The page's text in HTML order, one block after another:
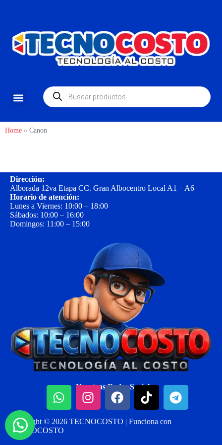
Home » Canon
Dirección:
Alborada 12va Etapa CC. Gran Albocentro Local A1 – A6
Horario de atención:
Lunes a Viernes: 10:00 – 18:00
Sábados: 10:00 – 16:00
Domingos: 11:00 – 15:00
Nuestras Redes Sociales:
Copyright © 2026 TECNOCOSTO | Funciona con
TECNOCOSTO